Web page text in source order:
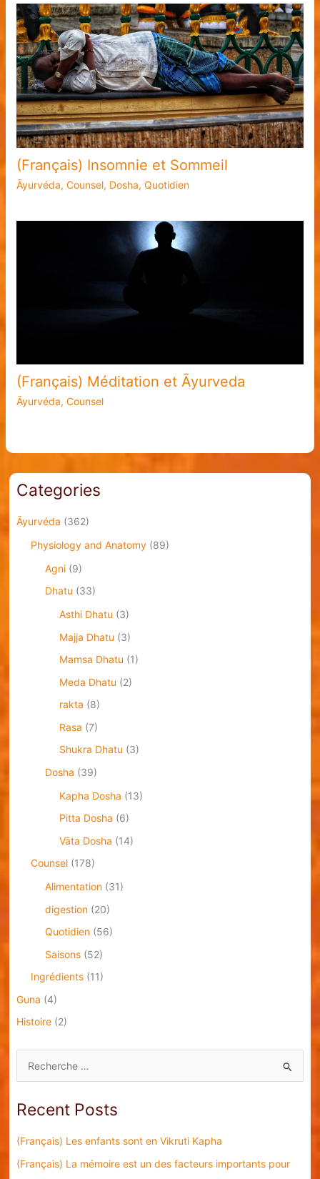
(Français) Insomnie et Sommeil
Āyurvéda, Counsel, Dosha, Quotidien
(Français) Méditation et Āyurveda
Āyurvéda, Counsel
Categories
Āyurvéda (362)
Physiology and Anatomy(89)
Agni(9)
Dhatu (33)
Asthi Dhatu (3)
Majja Dhatu (3)
Mamsa Dhatu (1)
Meda Dhatu (2)
rakta (8)
Rasa (7)
Shukra Dhatu (3)
Dosha (39)
Kapha Dosha (13)
Pitta Dosha (6)
Vāta Dosha (14)
Counsel(178)
Alimentation(31)
digestion(20)
Quotidien(56)
Saisons(52)
Ingrédients(11)
Guna (4)
Histoire(2)
e
r
c
h
Recent Posts
(Français) Les enfants sont en Vikruti Kapha
(Français) La mémoire est un des facteurs importants pour